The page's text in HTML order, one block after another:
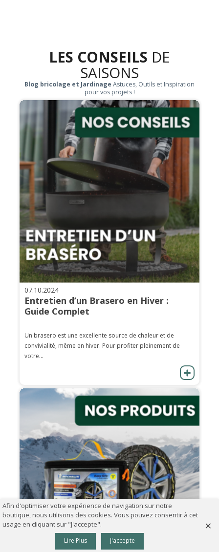
LES CONSEILS DE
SAISONS
Blog bricolage et Jardinage Astuces, Outils et Inspiration
pour vos projets !
07.10.2024
Entretien d’un Brasero en Hiver :
Guide Complet
Un brasero est une excellente source de chaleur et de
convivialité, même en hiver. Pour profiter pleinement de
votre...
Panier
0
Afin d'optimiser votre expérience de navigation sur notre
boutique, nous utilisons des cookies. Vous pouvez consentir à cet
usage en cliquant sur "J'accepte".
Lire Plus J'accepte
×